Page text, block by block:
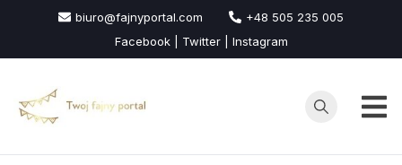
treści
biuro@fajnyportal.com
+48 505 235 005
Facebook | Twitter | Instagram